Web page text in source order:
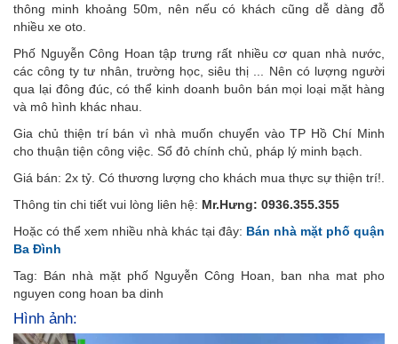
thông minh khoảng 50m, nên nếu có khách cũng dễ dàng đỗ
nhiều xe oto.
Phố Nguyễn Công Hoan tập trưng rất nhiều cơ quan nhà nước,
các công ty tư nhân, trường học, siêu thị ... Nên có lượng người
qua lại đông đúc, có thể kinh doanh buôn bán mọi loại mặt hàng
và mô hình khác nhau.
Gia chủ thiện trí bán vì nhà muốn chuyển vào TP Hồ Chí Minh
cho thuận tiện công việc. Sổ đỏ chính chủ, pháp lý minh bạch.
Giá bán: 2x tỷ. Có thương lượng cho khách mua thực sự thiện trí!.
Thông tin chi tiết vui lòng liên hệ: Mr.Hưng: 0936.355.355
Hoặc có thể xem nhiều nhà khác tại đây: Bán nhà mặt phố quận
Ba Đình
Tag: Bán nhà mặt phố Nguyễn Công Hoan, ban nha mat pho
nguyen cong hoan ba dinh
Hình ảnh: